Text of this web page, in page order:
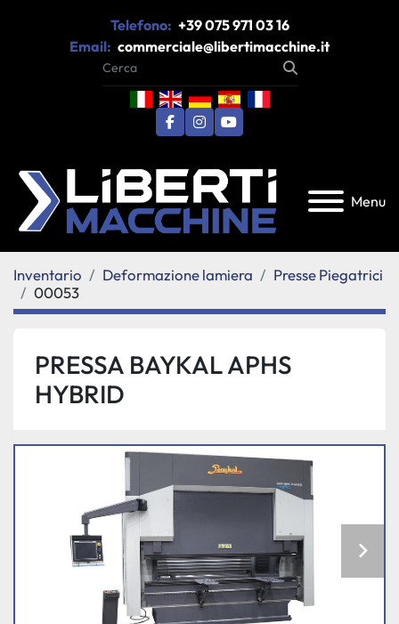
Telefono: +39 075 971 03 16
Email: commerciale@libertimacchine.it
facebook
instagram
youtube
Menu
Inventario Deformazione lamiera
Presse Piegatrici
00053
PRESSA BAYKAL APHS
HYBRID